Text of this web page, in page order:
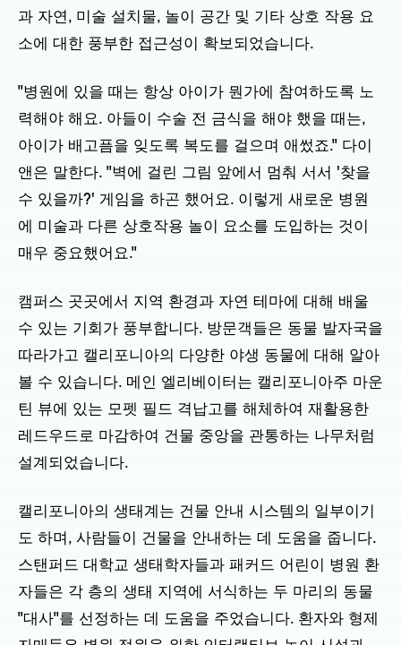
과 자연, 미술 설치물, 놀이 공간 및 기타 상호 작용 요
소에 대한 풍부한 접근성이 확보되었습니다.
"병원에 있을 때는 항상 아이가 뭔가에 참여하도록 노
력해야 해요. 아들이 수술 전 금식을 해야 했을 때는,
아이가 배고픔을 잊도록 복도를 걸으며 애썼죠." 다이
앤은 말한다. "벽에 걸린 그림 앞에서 멈춰 서서 '찾을
수 있을까?' 게임을 하곤 했어요. 이렇게 새로운 병원
에 미술과 다른 상호작용 놀이 요소를 도입하는 것이
매우 중요했어요."
캠퍼스 곳곳에서 지역 환경과 자연 테마에 대해 배울
수 있는 기회가 풍부합니다. 방문객들은 동물 발자국을
따라가고 캘리포니아의 다양한 야생 동물에 대해 알아
볼 수 있습니다. 메인 엘리베이터는 캘리포니아주 마운
틴 뷰에 있는 모펫 필드 격납고를 해체하여 재활용한
레드우드로 마감하여 건물 중앙을 관통하는 나무처럼
설계되었습니다.
캘리포니아의 생태계는 건물 안내 시스템의 일부이기
도 하며, 사람들이 건물을 안내하는 데 도움을 줍니다.
스탠퍼드 대학교 생태학자들과 패커드 어린이 병원 환
자들은 각 층의 생태 지역에 서식하는 두 마리의 동물
"대사"를 선정하는 데 도움을 주었습니다. 환자와 형제